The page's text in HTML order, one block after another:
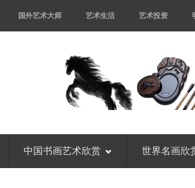
国外艺术大师 艺术生活 艺术投资
中国书画艺术欣赏 世界名画欣